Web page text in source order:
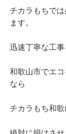
チカラもちで
ます。
迅速丁寧な工事
和歌山市でエ
なら
チカラもち和歌